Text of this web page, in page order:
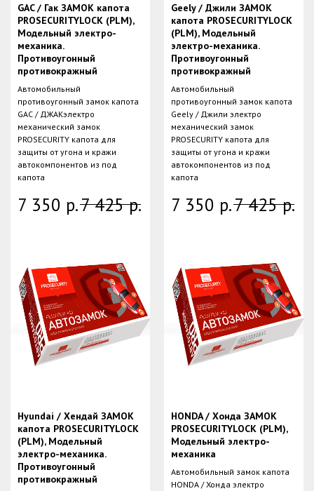
GAC / Гак ЗАМОК капота
PROSECURITYLOCK (PLM),
Модельный электро-
механика.
Противоугонный
противокражный
Автомобильный
противоугонный замок капота
GAC / ДЖАКэлектро
механический замок
PROSECURITY капота для
защиты от угона и кражи
автокомпонентов из под
капота
7 350 р.7 425 р.
Geely / Джили ЗАМОК
капота PROSECURITYLOCK
(PLM), Модельный
электро-механика.
Противоугонный
противокражный
Автомобильный
противоугонный замок капота
Geely / Джили электро
механический замок
PROSECURITY капота для
защиты от угона и кражи
автокомпонентов из под
капота
7 350 р.7 425 р.
Hyundai / Хендай ЗАМОК
капота PROSECURITYLOCK
(PLM), Модельный
электро-механика.
Противоугонный
противокражный
HONDA / Хонда ЗАМОК
PROSECURITYLOCK (PLM),
Модельный электро-
механика
Автомобильный замок капота
HONDA / Хонда электро